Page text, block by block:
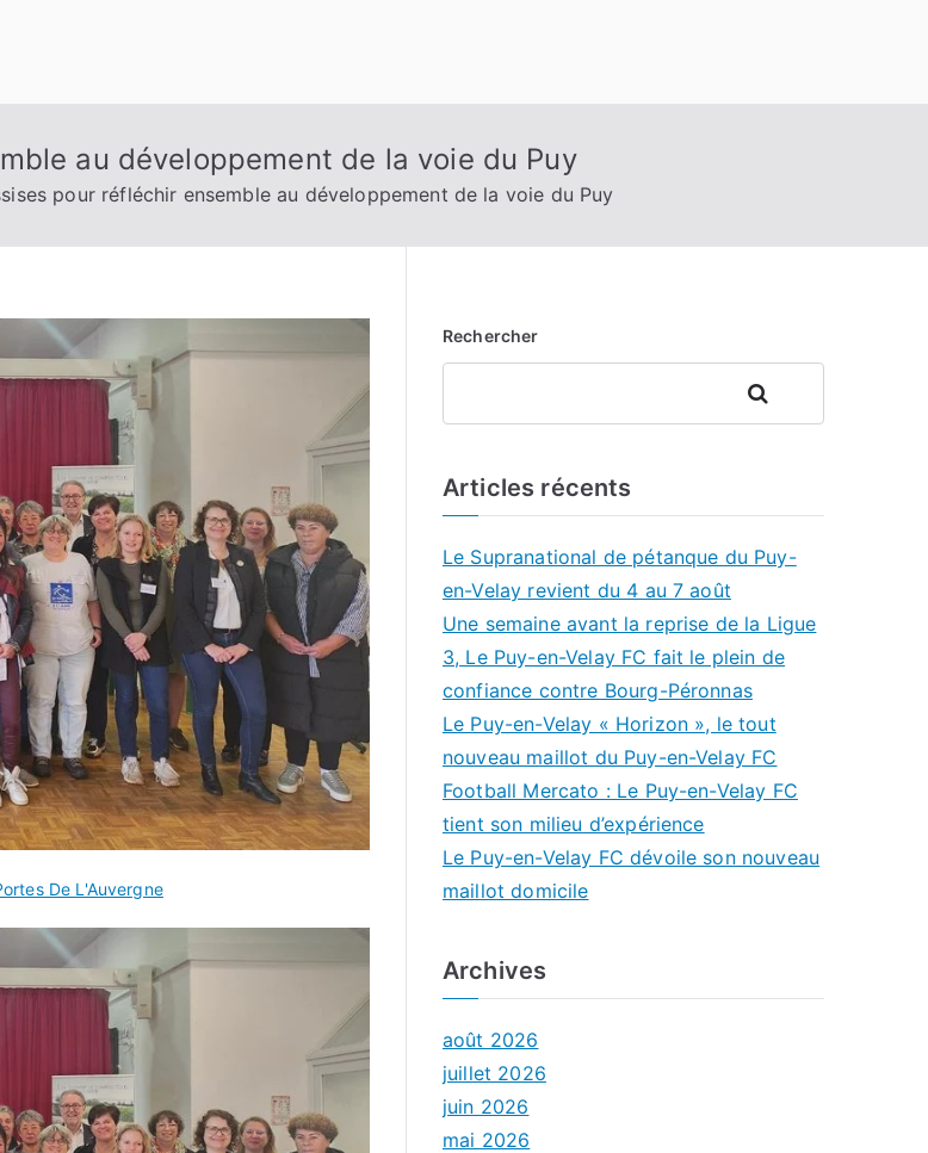
au développement de la voie du Puy
pour réfléchir ensemble au développement de la voie du Puy
De L'Auvergne
Rechercher
Rechercher
Articles récents
Le Supranational de pétanque du Puy-
en-Velay revient du 4 au 7 août
Une semaine avant la reprise de la Ligue
3, Le Puy-en-Velay FC fait le plein de
confiance contre Bourg-Péronnas
Le Puy-en-Velay « Horizon », le tout
nouveau maillot du Puy-en-Velay FC
Football Mercato : Le Puy-en-Velay FC
tient son milieu d’expérience
Le Puy-en-Velay FC dévoile son nouveau
maillot domicile
Archives
août 2026
juillet 2026
juin 2026
mai 2026